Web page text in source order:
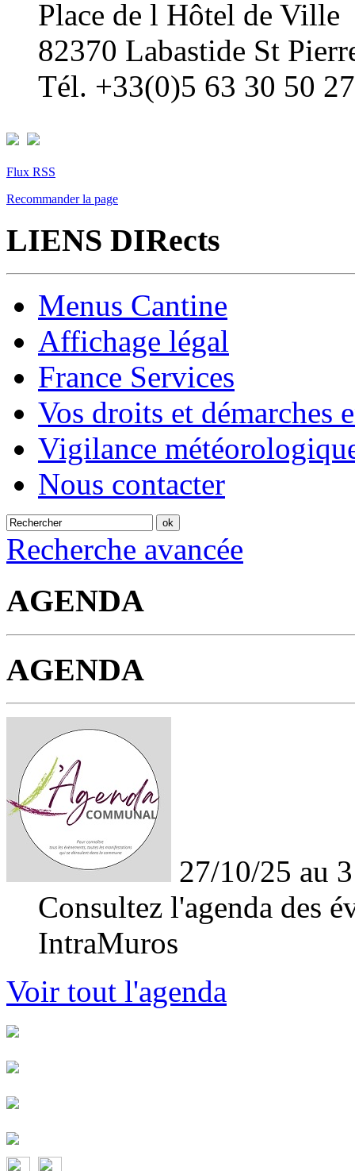
Place de l Hôtel de Ville
82370 Labastide St
Tél. +33(0)5 63 30 50 27
Flux RSS
Recommander la page
LIENS DIRects
Menus Cantine
Affichage légal
France Services
Vos droits et démarches
Vigilance
Nous contacter
Recherche avancée
AGENDA
AGENDA
27/10/25 au
Consultez l'agenda des
IntraMuros
Voir tout l'agenda